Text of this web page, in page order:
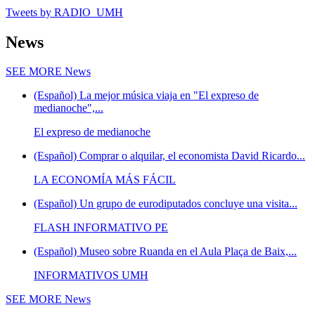
Tweets by RADIO_UMH
News
SEE MORE News
(Español) La mejor música viaja en "El expreso de
medianoche",...
El expreso de medianoche
(Español) Comprar o alquilar, el economista David Ricardo...
LA ECONOMÍA MÁS FÁCIL
(Español) Un grupo de eurodiputados concluye una visita...
FLASH INFORMATIVO PE
(Español) Museo sobre Ruanda en el Aula Plaça de Baix,...
INFORMATIVOS UMH
SEE MORE News